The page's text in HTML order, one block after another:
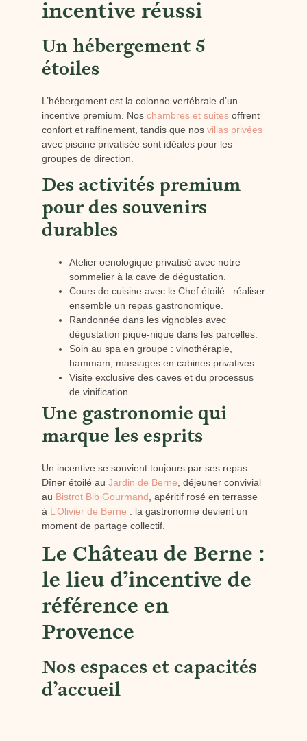
incentive réussi
Un hébergement 5
étoiles
L’hébergement est la colonne vertébrale d’un
incentive premium. Nos chambres et suitesoffrent
confort et raffinement, tandis que nos villas privées
avec piscine privatisée sont idéales pour les
groupes de direction.
Des activités premium
pour des souvenirs
durables
Atelier oenologique privatisé avec notre
sommelier à la cave de dégustation.
Cours de cuisine avec le Chef étoilé : réaliser
ensemble un repas gastronomique.
Randonnée dans les vignobles avec
dégustation pique-nique dans les parcelles.
Soin au spa en groupe : vinothérapie,
hammam, massages en cabines privatives.
Visite exclusive des caves et du processus
de vinification.
Une gastronomie qui
marque les esprits
Un incentive se souvient toujours par ses repas.
Dîner étoilé au Jardin de Berne , déjeuner convivial
au Bistrot Bib Gourmand , apéritif rosé en terrasse
à L’Olivier de Berne : la gastronomie devient un
moment de partage collectif.
Le Château de Berne :
le lieu d’incentive de
référence en
Provence
Nos espaces et capacités
d’accueil